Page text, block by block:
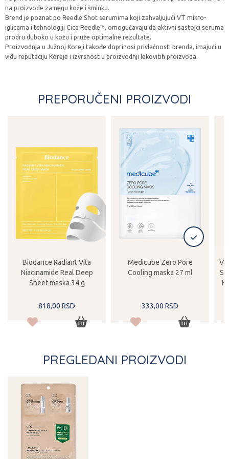
na proizvode za negu kože i šminku.
Brend je poznat po Reedle Shot serumima koji zahvaljujući VT mikro-
iglicama i tehnologiji Cica Reedle™, omogućavaju da aktivni sastojci seruma
prodru duboko u kožu i pruže optimalne rezultate.
Proizvodnja u Južnoj Koreji takođe doprinosi privlačnosti brenda, imajući u
vidu reputaciju Koreje i izvrsnost u proizvodnji lekovitih proizvoda.
PREPORUČENI PROIZVODI
Biodance Radiant Vita
Niacinamide Real Deep
Sheet maska 34 g
818,00 RSD
Medicube Zero Pore
Cooling maska 27 ml
333,00 RSD
PREGLEDANI PROIZVODI